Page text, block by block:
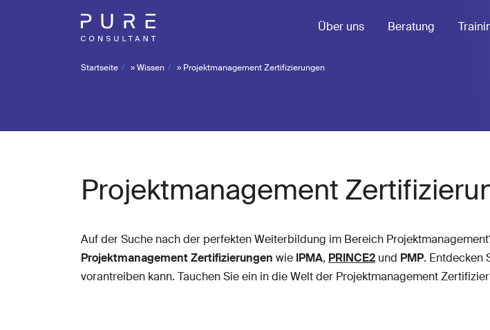
Über uns Beratung
Startseite »Wissen » Projektmanagement Zertifizierungen
Projektmanagement
Auf der Suche nach der perfekten Weiterbildung im Bereich
Projektmanagement Zertifizierungen wie IPMA, PRINCE2 und PMP. Entdecken
vorantreiben kann. Tauchen Sie ein in die Welt der Projektmanagement